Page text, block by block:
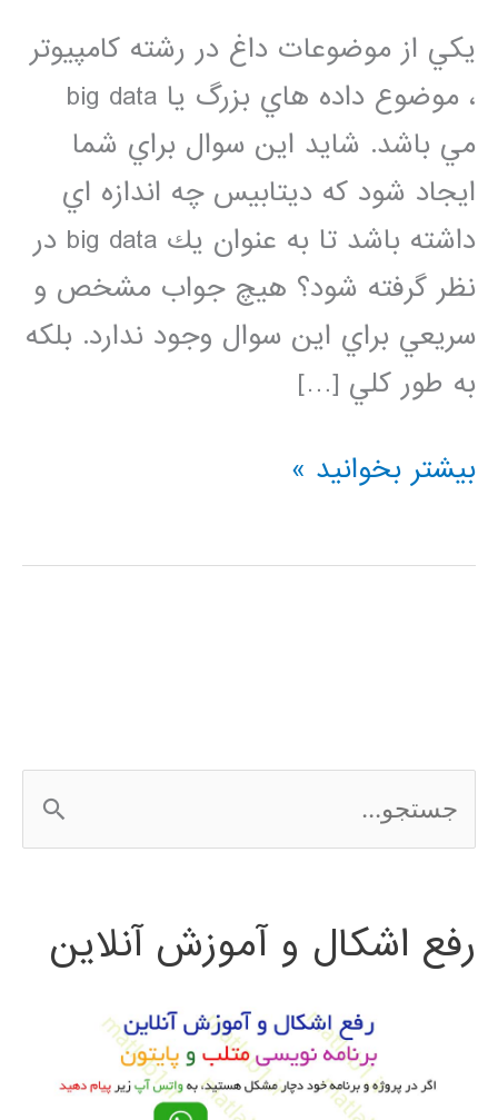
يكي از موضوعات داغ در رشته كامپيوتر
، موضوع داده هاي بزرگ يا big data
مي باشد. شايد اين سوال براي شما
ايجاد شود كه ديتابيس چه اندازه اي
داشته باشد تا به عنوان يك big data در
نظر گرفته شود؟ هيچ جواب مشخص و
سريعي براي اين سوال وجود ندارد. بلكه
به طور كلي […]
فيلم
فارسي
بیشتر بخوانید »
س
ج
رفع اشکال و آموزش آنلاین